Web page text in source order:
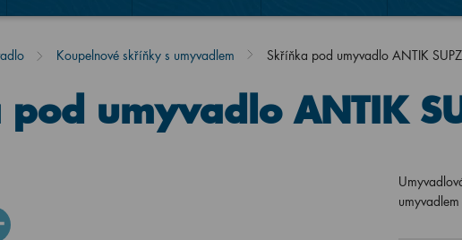
Koupelnové skříňky s umyvadlem Skříňka pod umyvadlo ANTIK
umyvadlo ANTIK